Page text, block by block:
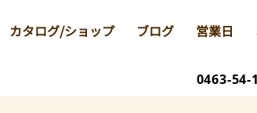
0463-54-
カタログ/ショップ ブログ 営業日